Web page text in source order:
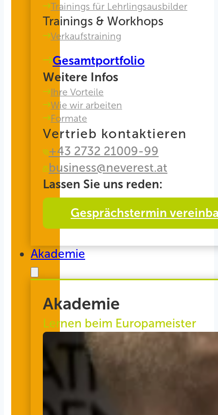
Trainings für Lehrlingsausbilder
Trainings & Workhops
Verkaufstraining
Gesamtportfolio
Weitere Infos
Ihre Vorteile
Wie wir arbeiten
Formate
Vertrieb kontaktieren
+43 2732 21009-99
business@neverest.at
Lassen Sie uns reden:
Gesprächstermin
Akademie
Akademie
Lernen beim Europameister